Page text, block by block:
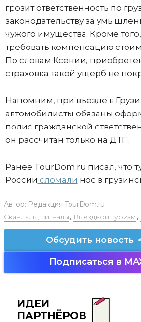
грозит ответственность по
законодательству за
чужого имущества. Кроме
требовать компенсацию
По словам Ксении,
страховка такой ущерб не
Напомним, при въезде в
автомобилисты обязаны
полис гражданской
он рассчитан только на ДТП.
Ранее TourDom.ru писал, что
России сломали нос в
Автор: Редакция TourDom.ru
Скандалы, сигналы , Выездной туризм ,
Обсудить новость
Подписаться в
ИДЕИ
ПАРТНЁРОВ